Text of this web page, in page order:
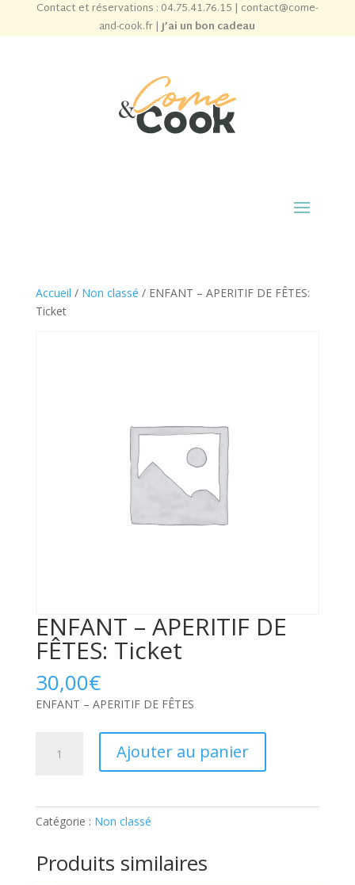
Contact et réservations : 04.75.41.76.15 | contact@come-
and-cook.fr|J’ai un bon cadeau
Accueil / Non classé / ENFANT – APERITIF DE FÊTES:
Ticket
ENFANT – APERITIF DE
FÊTES: Ticket
30,00€
ENFANT – APERITIF DE FÊTES
APERITIF
Ticket
Ajouter au panier
Catégorie : Non classé
Produits similaires